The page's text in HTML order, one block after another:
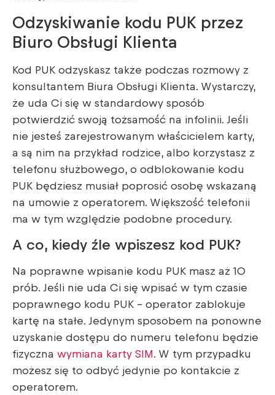
Odzyskiwanie kodu PUK przez
Biuro Obsługi Klienta
Kod PUK odzyskasz także podczas rozmowy z
konsultantem Biura Obsługi Klienta. Wystarczy,
że uda Ci się w standardowy sposób
potwierdzić swoją tożsamość na infolinii. Jeśli
nie jesteś zarejestrowanym właścicielem karty,
a są nim na przykład rodzice, albo korzystasz z
telefonu służbowego, o odblokowanie kodu
PUK będziesz musiał poprosić osobę wskazaną
na umowie z operatorem. Większość telefonii
ma w tym względzie podobne procedury.
A co, kiedy źle wpiszesz kod PUK?
Na poprawne wpisanie kodu PUK masz aż 10
prób. Jeśli nie uda Ci się wpisać w tym czasie
poprawnego kodu PUK – operator zablokuje
kartę na stałe. Jedynym sposobem na ponowne
uzyskanie dostępu do numeru telefonu będzie
fizyczna wymiana karty SIM . W tym przypadku
możesz się to odbyć jedynie po kontakcie z
operatorem.